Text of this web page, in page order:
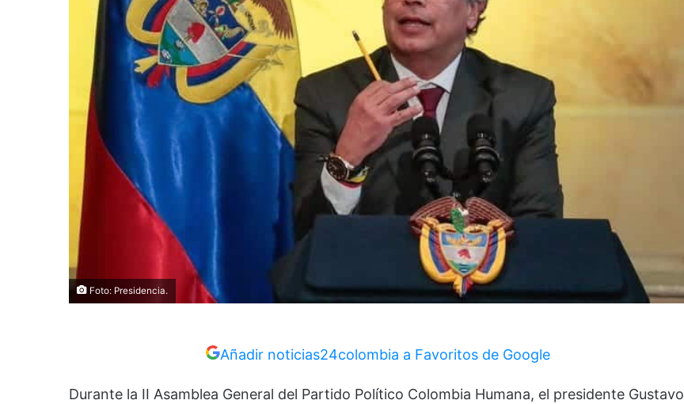
Foto: Presidencia.
Añadir noticias24colombia a Favoritos de Google
Durante la II Asamblea General del Partido Político Colombia Humana, el presidente Gustavo